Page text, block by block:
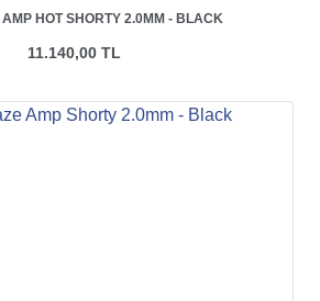
AMP HOT SHORTY 2.0MM - BLACK
11.140,00 TL